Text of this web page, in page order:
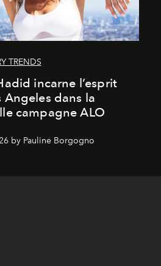
TRENDS
incarne l’esprit
Angeles dans la
campagne ALO
by Pauline Borgogno